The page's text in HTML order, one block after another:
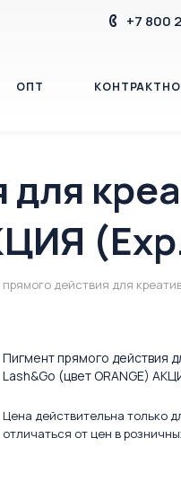
+7 800
ОПТ
действия для
Пигмент прямого действия
Lash&Go (цвет ORANGE)
Цена действительна только
отличаться от цен в